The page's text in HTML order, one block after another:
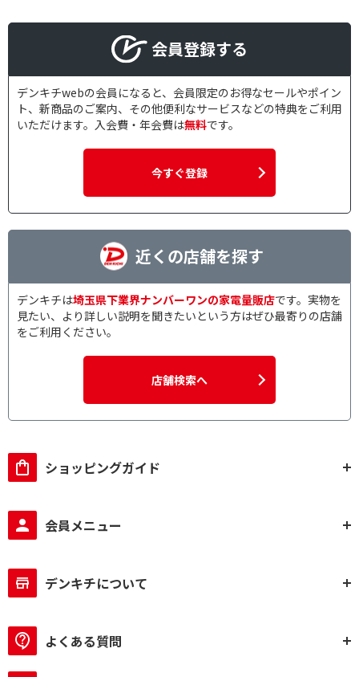
会員登録する
デンキチwebの会員になると、会員限定のお得なセールやポイン
ト、新商品のご案内、その他便利なサービスなどの特典をご利用
いただけます。入会費・年会費は無料です。
今すぐ登録
近くの店舗を探す
デンキチは埼玉県下業界ナンバーワンの家電量販店です。実物を
見たい、より詳しい説明を聞きたいという方はぜひ最寄りの店舗
をご利用ください。
店舗検索へ
ショッピングガイド
会員メニュー
デンキチについて
よくある質問